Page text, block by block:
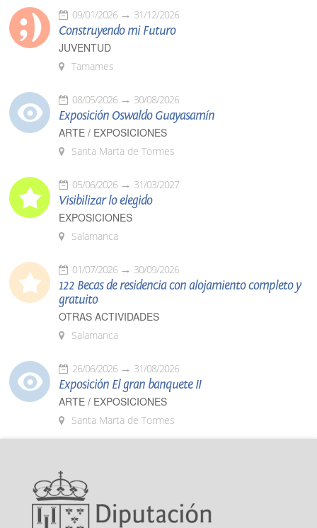
09/01/2026 31/12/2026
Construyendo mi Futuro
JUVENTUD
Tamames
08/05/2026 30/08/2026
Exposición Oswaldo Guayasamín
ARTE / EXPOSICIONES
Santa Marta de Tormes
05/06/2026 31/03/2027
Visibilizar lo elegido
EXPOSICIONES
Salamanca
01/07/2026 30/09/2026
122 Becas de residencia con alojamiento completo y
gratuito
OTRAS ACTIVIDADES
Salamanca
26/06/2026 31/08/2026
Exposición El gran banquete II
ARTE / EXPOSICIONES
Santa Marta de Tormes